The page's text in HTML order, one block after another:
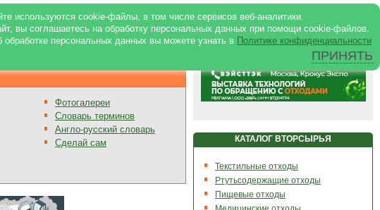
используются cookie-файлы, в том числе сервисов веб-аналитики.
вы соглашаетесь на обработку персональных данных при помощи cookie-файлов.
обработке персональных данных вы можете узнать в Политике конфиденциальности
ПРИНЯТЬ
Реклама на портале|Реклама в журнале |
Фотогалереи
Словарь терминов
Англо-русский словарь
Сделай сам
КАТАЛОГ ВТОРСЫРЬЯ
Текстильные отходы
Ртутьсодержащие отходы
Пищевые отходы